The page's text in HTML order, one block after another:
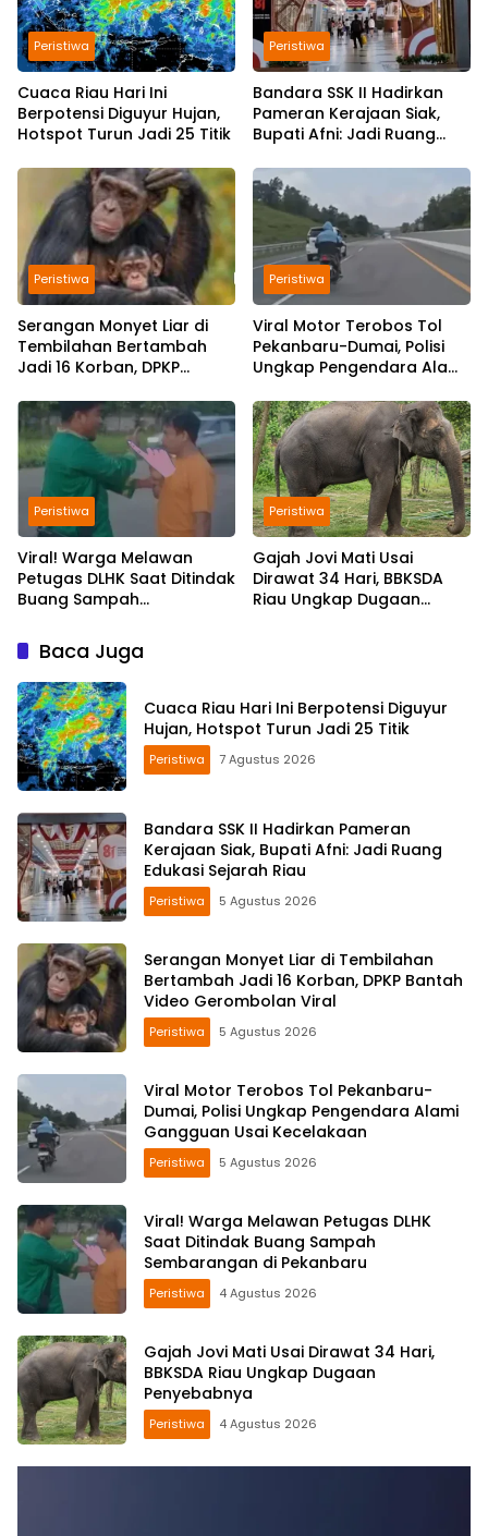
Peristiwa
Cuaca Riau Hari Ini
Berpotensi Diguyur Hujan,
Hotspot Turun Jadi 25 Titik
Peristiwa
Bandara SSK II Hadirkan
Pameran Kerajaan Siak,
Bupati Afni: Jadi Ruang
Peristiwa
Serangan Monyet Liar di
Tembilahan Bertambah
Jadi 16 Korban, DPKP
Viral
Peristiwa
Viral Motor Terobos Tol
Pekanbaru-Dumai, Polisi
Ungkap Pengendara Alami
Kecelakaan
Peristiwa
Viral! Warga Melawan
Petugas DLHK Saat Ditindak
Buang Sampah
Pekanbaru
Peristiwa
Gajah Jovi Mati Usai
Dirawat 34 Hari, BBKSDA
Riau Ungkap Dugaan
Baca Juga
Cuaca Riau Hari Ini Berpotensi Diguyur
Hujan, Hotspot Turun Jadi 25 Titik
Peristiwa 7 Agustus 2026
Bandara SSK II Hadirkan Pameran
Kerajaan Siak, Bupati Afni: Jadi Ruang
Edukasi Sejarah Riau
Peristiwa 5 Agustus 2026
Serangan Monyet Liar di Tembilahan
Bertambah Jadi 16 Korban, DPKP Bantah
Video Gerombolan Viral
Peristiwa 5 Agustus 2026
Viral Motor Terobos Tol Pekanbaru-
Dumai, Polisi Ungkap Pengendara Alami
Gangguan Usai Kecelakaan
Peristiwa 5 Agustus 2026
Viral! Warga Melawan Petugas DLHK
Saat Ditindak Buang Sampah
Sembarangan di Pekanbaru
Peristiwa 4 Agustus 2026
Gajah Jovi Mati Usai Dirawat 34 Hari,
BBKSDA Riau Ungkap Dugaan
Penyebabnya
Peristiwa 4 Agustus 2026